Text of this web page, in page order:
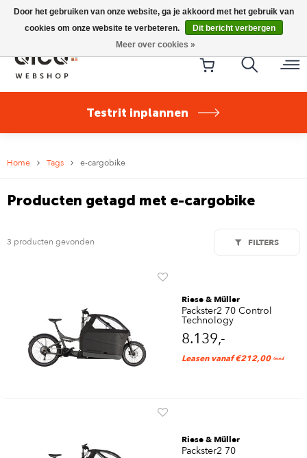
Riese & Müller Nevo5 Silent Core nu direct uit voorraad
leverbaar!
Testrit inplannen
Home Tags e-cargobike
Producten getagd met e-cargobike
3 producten gevonden FILTERS
Riese & Müller
Packster2 70 Control
Technology
8.139,-
Leasen vanaf €212,00 /mnd
Riese & Müller
Packster2 70
Door het gebruiken van onze website, ga je akkoord met het gebruik van
cookies om onze website te verbeteren.
Dit bericht verbergen
Meer over cookies »